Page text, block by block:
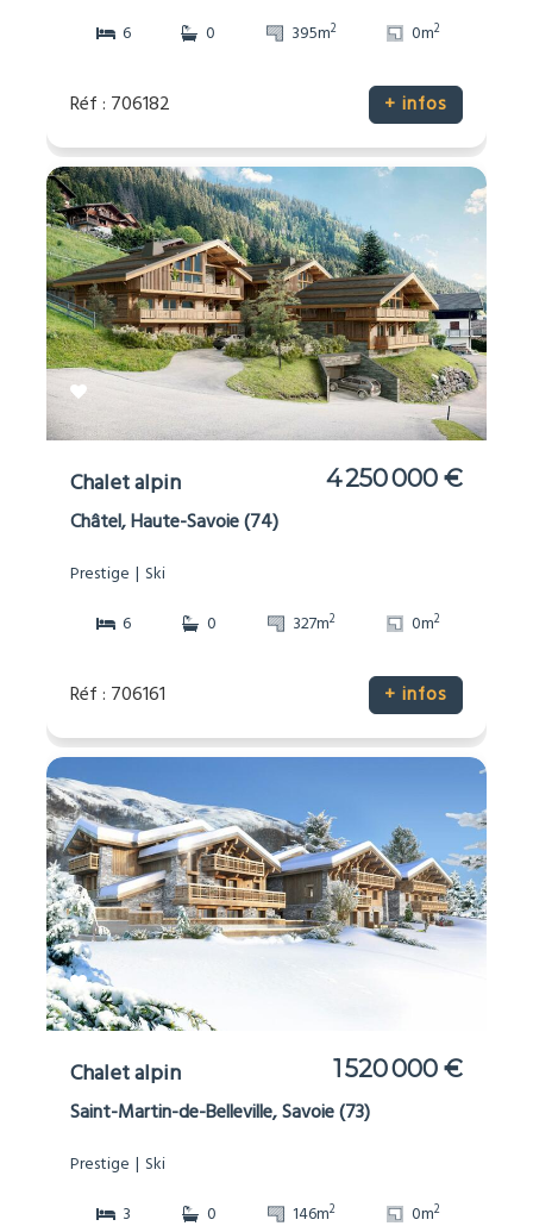
6
0 395m2 0m2
Réf : 706182 + infos
Chalet alpin 4 250 000 €
Châtel, Haute-Savoie (74)
Prestige
Ski
6
0 327m2 0m2
Réf : 706161 + infos
Chalet alpin 1 520 000 €
Saint-Martin-de-Belleville, Savoie (73)
Prestige
Ski
3
0 146m2 0m2